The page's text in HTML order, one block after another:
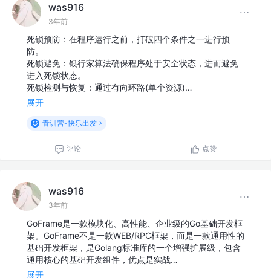
was916
3年前
死锁预防：在程序运行之前，打破四个条件之一进行预
防。
死锁避免：银行家算法确保程序处于安全状态，进而避免
进入死锁状态。
死锁检测与恢复：通过有向环路(单个资源)…
展开
青训营-快乐出发
评论 点赞
was916
3年前
GoFrame是一款模块化、高性能、企业级的Go基础开发框
架。GoFrame不是一款WEB/RPC框架，而是一款通用性的
基础开发框架，是Golang标准库的一个增强扩展级，包含
通用核心的基础开发组件，优点是实战…
展开